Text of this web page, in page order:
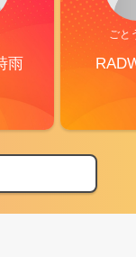
雨
ごと